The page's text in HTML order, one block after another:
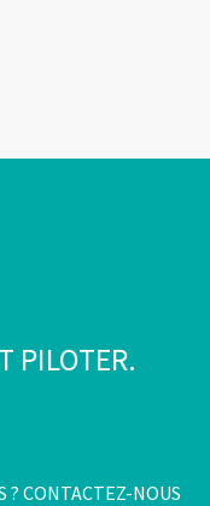
PILOTER.
? CONTACTEZ-NOUS